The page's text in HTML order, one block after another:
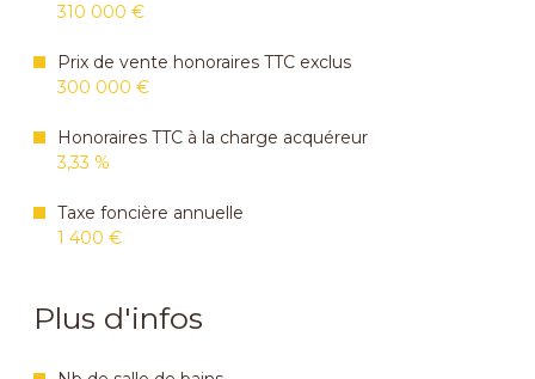
310 000 €
Prix de vente honoraires TTC exclus
300 000 €
Honoraires TTC à la charge acquéreur
3,33 %
Taxe foncière annuelle
1 400 €
Plus d'infos